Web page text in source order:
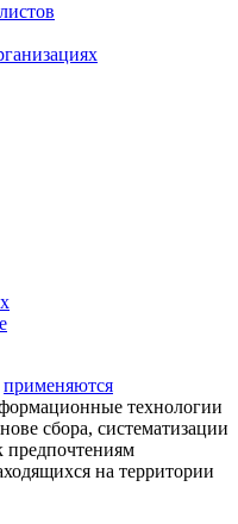
применяются
технологии
сбора, систематизации
предпочтениям
на территории